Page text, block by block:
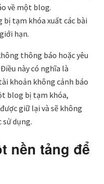
về một blog.
bị tạm khóa xuất các bài
hạn.
thông báo hoặc yêu
này có nghĩa là
khoản không cảnh báo
blog bị tạm khóa,
giữ lại và sẽ không
dụng.
nền tảng để